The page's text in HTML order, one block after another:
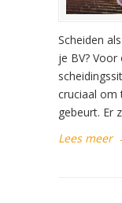
Scheiden
je BV?
cruciaal om
gebeurt. Er
Lees meer